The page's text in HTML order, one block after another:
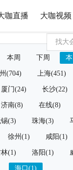
咖直播 大咖视频
本周 下周
(704) 上海(451)
厦门(24) 长沙(22)
济南(8) 在线(8)
(3) 珠海(3)
徐州(1) 咸阳(1)
(1) 洛阳(1)
海口(1)